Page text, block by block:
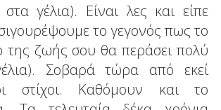
στα γέλια). Είναι λες και είπε
το γεγονός πως το
της ζωής σου θα περάσει πολύ
Σοβαρά τώρα από εκεί
στίχοι. Καθόμουν και το